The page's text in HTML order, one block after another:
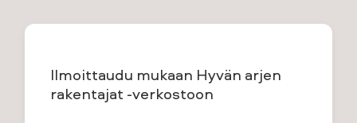
Ilmoittaudu mukaan Hyvän arjen
rakentajat -verkostoon